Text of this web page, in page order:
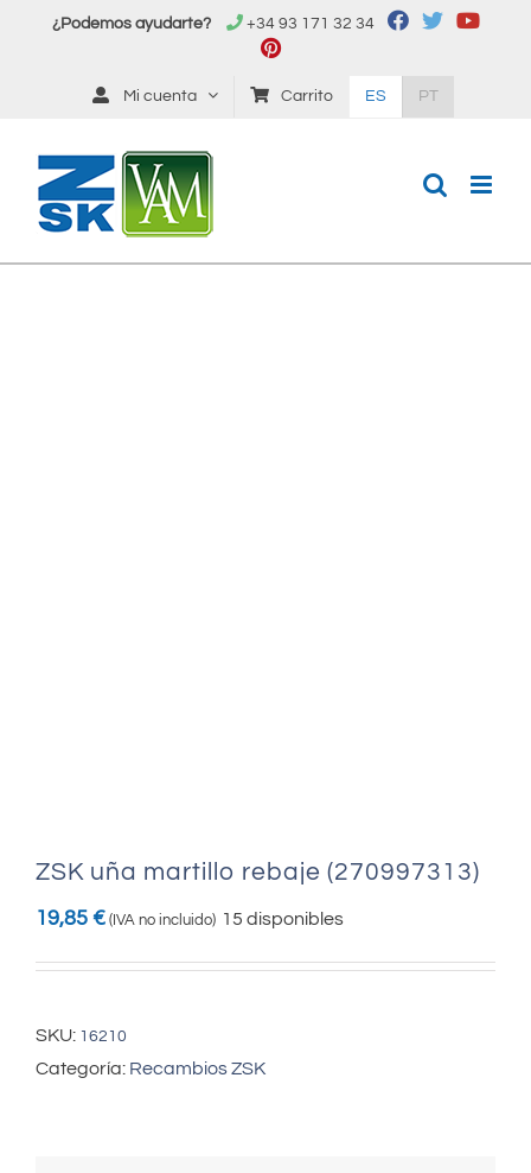
¿Podemos ayudarte? +34 93 171 32 34
Mi cuenta Carrito ES PT
ZSK uña martillo rebaje (270997313)
19,85 € (IVA no incluido) 15 disponibles
SKU: 16210
Categoría: Recambios ZSK